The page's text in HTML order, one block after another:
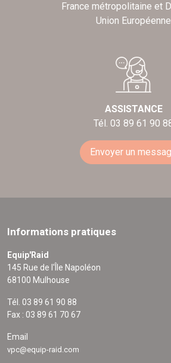
France métropolitaine et
Union Européenne
ASSISTANCE
Tél. 03 89 61 90
Envoyer un
Informations pratiques
Equip'Raid
145 Rue de l'Île Napoléon
68100 Mulhouse
Tél. 03 89 61 90 88
Fax : 03 89 61 70 67
Email
vpc@equip-raid.com